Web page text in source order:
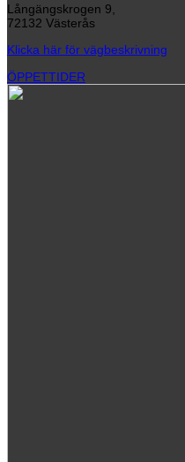
Långängskrogen 9,
72132 Västerås
Klicka här för vägbeskrivning
ÖPPETTIDER